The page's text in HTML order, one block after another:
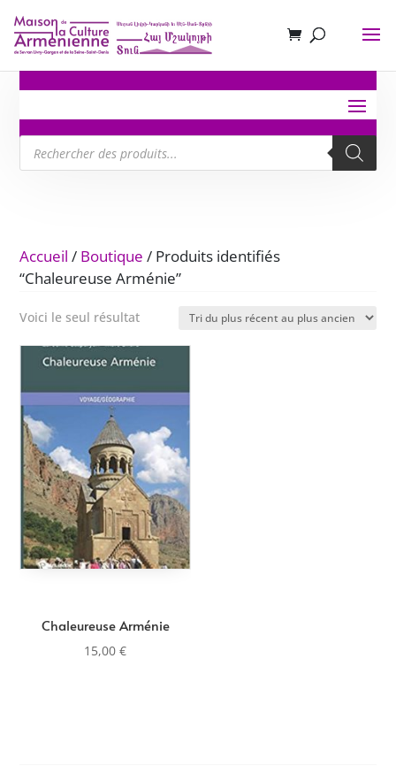
Recherche
de
produits
Accueil / Boutique / Produits identifiés
“Chaleureuse Arménie”
Voici le seul résultat
Chaleureuse Arménie
15,00€